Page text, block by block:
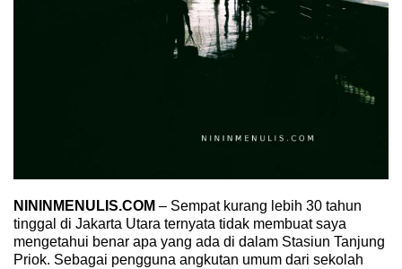
NININMENULIS.COM – Sempat kurang lebih 30 tahun
tinggal di Jakarta Utara ternyata tidak membuat saya
mengetahui benar apa yang ada di dalam Stasiun Tanjung
Priok. Sebagai pengguna angkutan umum dari sekolah